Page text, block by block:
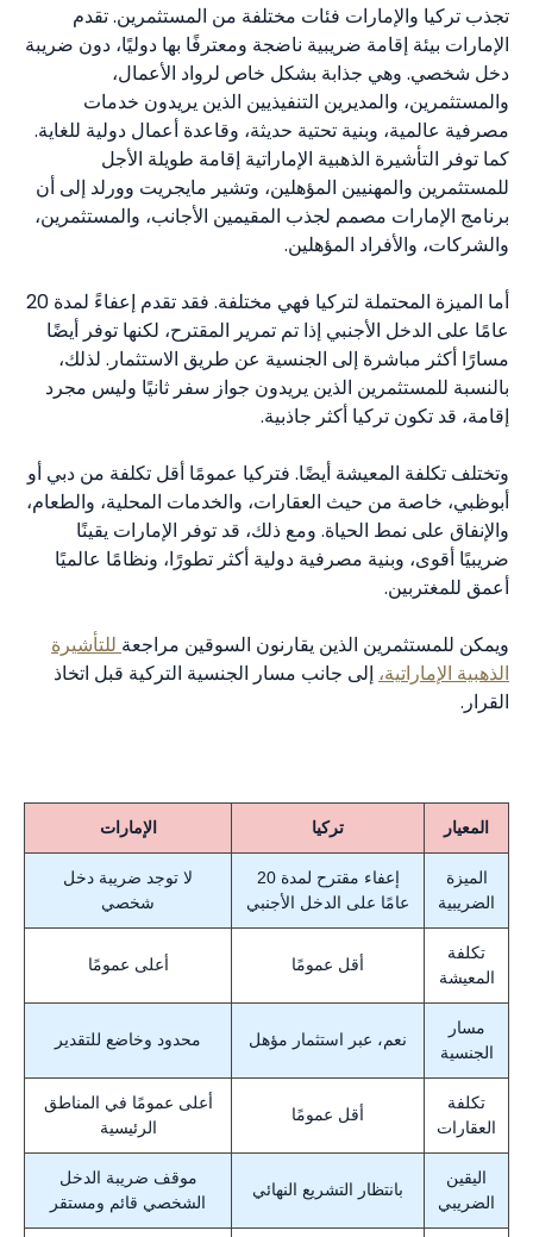
تجذب تركيا والإمارات فئات مختلفة من المستثمرين. تقدم
الإمارات بيئة إقامة ضريبية ناضجة ومعترفًا بها دوليًا، دون ضريبة
دخل شخصي. وهي جذابة بشكل خاص لرواد الأعمال،
والمستثمرين، والمديرين التنفيذيين الذين يريدون خدمات
مصرفية عالمية، وبنية تحتية حديثة، وقاعدة أعمال دولية للغاية.
كما توفر التأشيرة الذهبية الإماراتية إقامة طويلة الأجل
للمستثمرين والمهنيين المؤهلين، وتشير مايجريت وورلد إلى أن
برنامج الإمارات مصمم لجذب المقيمين الأجانب، والمستثمرين،
والشركات، والأفراد المؤهلين.
أما الميزة المحتملة لتركيا فهي مختلفة. فقد تقدم إعفاءً لمدة 20
عامًا على الدخل الأجنبي إذا تم تمرير المقترح، لكنها توفر أيضًا
مسارًا أكثر مباشرة إلى الجنسية عن طريق الاستثمار. لذلك،
بالنسبة للمستثمرين الذين يريدون جواز سفر ثانيًا وليس مجرد
إقامة، قد تكون تركيا أكثر جاذبية.
وتختلف تكلفة المعيشة أيضًا. فتركيا عمومًا أقل تكلفة من دبي أو
أبوظبي، خاصة من حيث العقارات، والخدمات المحلية، والطعام،
والإنفاق على نمط الحياة. ومع ذلك، قد توفر الإمارات يقينًا
ضريبيًا أقوى، وبنية مصرفية دولية أكثر تطورًا، ونظامًا عالميًا
أعمق للمغتربين.
ويمكن للمستثمرين الذين يقارنون السوقين مراجعة للتأشيرة
الذهبية الإماراتية، إلى جانب مسار الجنسية التركية قبل اتخاذ
القرار.
المعيار تركيا الإمارات
الميزة
الضريبية
إعفاء مقترح لمدة 20
عامًا على الدخل الأجنبي
لا توجد ضريبة دخل
شخصي
تكلفة
المعيشة
أقل عمومًا أعلى عمومًا
مسار
الجنسية
نعم، عبر استثمار مؤهل محدود وخاضع للتقدير
تكلفة
العقارات
أقل عمومًا
أعلى عمومًا في المناطق
الرئيسية
اليقين
الضريبي
بانتظار التشريع النهائي
موقف ضريبة الدخل
الشخصي قائم ومستقر